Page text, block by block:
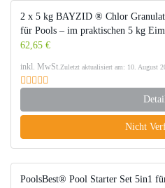
2 x 5 kg BAYZID ® Chlor
für Pools – im praktischen 5 kg
62,65 €
inkl. MwSt.Zuletzt aktualisiert am: 10. August
Nicht
PoolsBest® Pool Starter Set 5in1